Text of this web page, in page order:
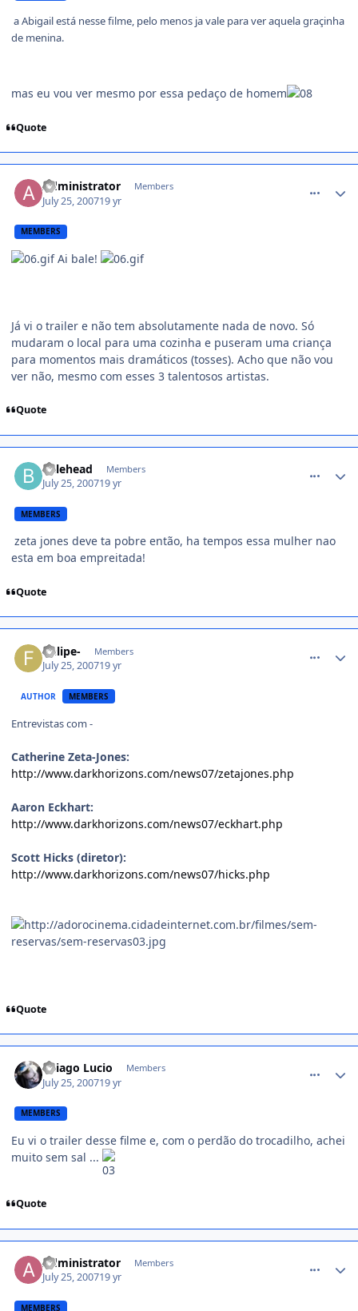
a Abigail está nesse filme, pelo menos ja vale para ver aquela graçinha
de menina.
mas eu vou ver mesmo por essa pedaço de homem
Quote
Administrator Members
July 25, 200719 yr
MEMBERS
Ai bale!
Já vi o trailer e não tem absolutamente nada de novo. Só
mudaram o local para uma cozinha e puseram uma criança
para momentos mais dramáticos (tosses). Acho que não vou
ver não, mesmo com esses 3 talentosos artistas.
Quote
balehead Members
July 25, 200719 yr
MEMBERS
zeta jones deve ta pobre então, ha tempos essa mulher nao
esta em boa empreitada!
Quote
-felipe- Members
July 25, 200719 yr
AUTHOR MEMBERS
Entrevistas com -
Catherine Zeta-Jones:
http://www.darkhorizons.com/news07/zetajones.php
Aaron Eckhart:
http://www.darkhorizons.com/news07/eckhart.php
Scott Hicks (diretor):
http://www.darkhorizons.com/news07/hicks.php
Quote
Thiago Lucio Members
July 25, 200719 yr
MEMBERS
Eu vi o trailer desse filme e, com o perdão do trocadilho, achei
muito sem sal ...
Quote
Administrator Members
July 25, 200719 yr
MEMBERS